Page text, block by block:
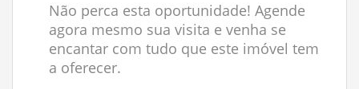
Não perca esta oportunidade! Agende
agora mesmo sua visita e venha se
encantar com tudo que este imóvel tem
a oferecer.